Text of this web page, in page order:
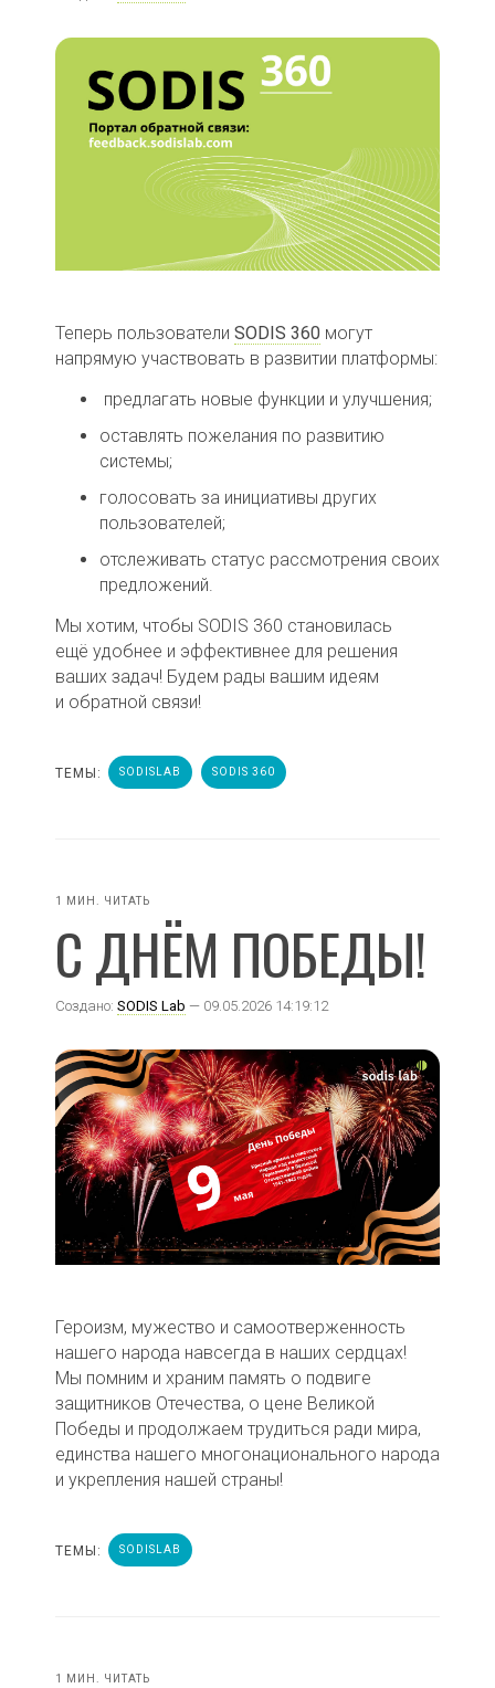
Теперь пользователи SODIS 360 могут
напрямую участвовать в развитии платформы:
предлагать новые функции и улучшения;
оставлять пожелания по развитию
системы;
голосовать за инициативы других
пользователей;
отслеживать статус рассмотрения своих
предложений.
Мы хотим, чтобы SODIS 360 становилась
ещё удобнее и эффективнее для решения
ваших задач! Будем рады вашим идеям
и обратной связи!
ТЕМЫ: SODISLAB SODIS 360
1 МИН. ЧИТАТЬ
С ДНЁМ ПОБЕДЫ!
Создано: SODIS Lab — 09.05.2026 14:19:12
Героизм, мужество и самоотверженность
нашего народа навсегда в наших сердцах!
Мы помним и храним память о подвиге
защитников Отечества, о цене Великой
Победы и продолжаем трудиться ради мира,
единства нашего многонационального народа
и укрепления нашей страны!
ТЕМЫ: SODISLAB
1 МИН. ЧИТАТЬ